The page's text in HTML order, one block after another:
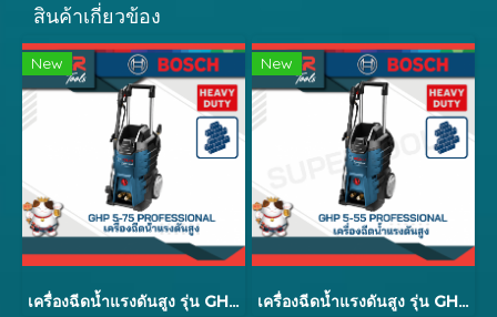
สินค้าเกี่ยวข้อง
New
เครื่องฉีดน้ำแรงดันสูง รุ่น GHP 5-75
New
เครื่องฉีดน้ำแรงดันสูง รุ่น GHP 5-55